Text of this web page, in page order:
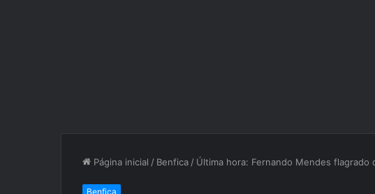
Página inicial / Benfica / Última hora: Fernando Mendes
Benfica